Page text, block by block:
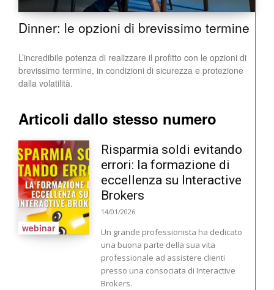
Dinner: le opzioni di brevissimo termine
L’incredibile potenza di realizzare il profitto con le opzioni di
brevissimo termine, in condizioni di sicurezza e protezione
dalla volatilità.
Articoli dallo stesso numero
webinar
Risparmia soldi evitando
errori: la formazione di
eccellenza su Interactive
Brokers
14/01/2026
Un grande professionista ha dedicato
una buona parte della sua vita
professionale ad assistere clienti
presso una consociata di Interactive
Brokers.